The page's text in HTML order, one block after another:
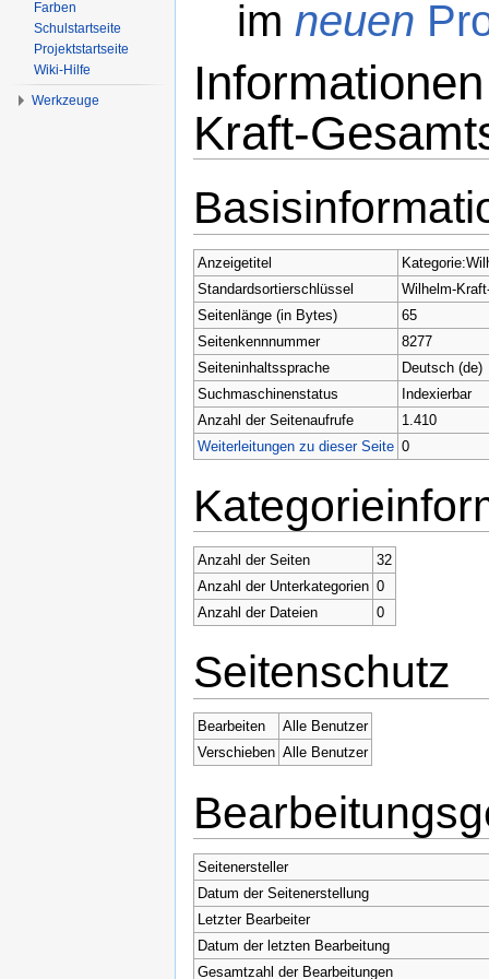
im neuen
Kraft-
Anzeigetitel
Standardsortierschlüssel
Wilhelm-
Seitenlänge (in Bytes)
65
Seitenkennnummer
8277
Seiteninhaltssprache
Deutsch (de)
Suchmaschinenstatus
Indexierbar
Anzahl der Seitenaufrufe
1.410
Weiterleitungen zu dieser Seite 0
Anzahl der Seiten
32
Anzahl der Unterkategorien 0
Anzahl der Dateien
0
Seitenschutz
Bearbeiten
Alle Benutzer
Verschieben Alle Benutzer
Seitenersteller
Datum der Seitenerstellung
Letzter Bearbeiter
Datum der letzten Bearbeitung
Gesamtzahl der Bearbeitungen
Farben
Schulstartseite
Projektstartseite
Wiki-Hilfe
Werkzeuge